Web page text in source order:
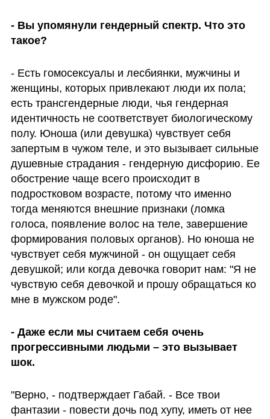
- Вы упомянули гендерный спектр. Что это
такое?
- Есть гомосексуалы и лесбиянки, мужчины и
женщины, которых привлекают люди их пола;
есть трансгендерные люди, чья гендерная
идентичность не соответствует биологическому
полу. Юноша (или девушка) чувствует себя
запертым в чужом теле, и это вызывает сильные
душевные страдания - гендерную дисфорию. Ее
обострение чаще всего происходит в
подростковом возрасте, потому что именно
тогда меняются внешние признаки (ломка
голоса, появление волос на теле, завершение
формирования половых органов). Но юноша не
чувствует себя мужчиной - он ощущает себя
девушкой; или когда девочка говорит нам: "Я не
чувствую себя девочкой и прошу обращаться ко
мне в мужском роде".
- Даже если мы считаем себя очень
прогрессивными людьми – это вызывает
шок.
"Верно, - подтверждает Габай. - Все твои
фантазии - повести дочь под хупу, иметь от нее